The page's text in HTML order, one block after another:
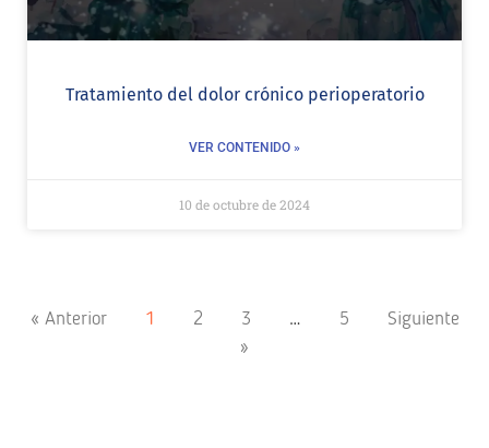
Tratamiento del dolor crónico perioperatorio
VER CONTENIDO »
10 de octubre de 2024
« Anterior 1 2 3 … 5
Siguiente
»